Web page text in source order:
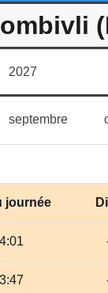
2027
septembre
journée